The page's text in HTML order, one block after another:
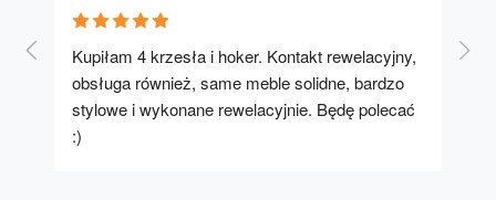
Kupiłam 4 krzesła i hoker. Kontakt rewelacyjny,
obsługa również, same meble solidne, bardzo
stylowe i wykonane rewelacyjnie. Będę polecać
:)
A